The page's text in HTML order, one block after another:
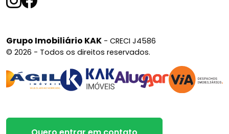
Grupo Imobiliário KAK - CRECI J4586
© 2026 - Todos os direitos reservados.